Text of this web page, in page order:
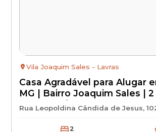
Vila Joaquim Sales - Lavras
Casa Agradável para Alugar
MG | Bairro Joaquim Sales |
Aluguel R$ 850 + IPTU +
Incêndio
Rua Leopoldina Cândida de Jesus,
2